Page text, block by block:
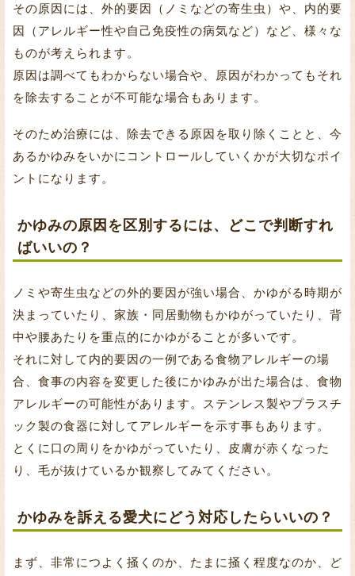
その原因には、外的要因（ノミなどの寄生虫）や、内的要
因（アレルギー性や自己免疫性の病気など）など、様々な
ものが考えられます。
原因は調べてもわからない場合や、原因がわかってもそれ
を除去することが不可能な場合もあります。
そのため治療には、除去できる原因を取り除くことと、今
あるかゆみをいかにコントロールしていくかが大切なポイ
ントになります。
かゆみの原因を区別するには、どこで判断すれ
ばいいの？
ノミや寄生虫などの外的要因が強い場合、かゆがる時期が
決まっていたり、家族・同居動物もかゆがっていたり、背
中や腰あたりを重点的にかゆがることが多いです。
それに対して内的要因の一例である食物アレルギーの場
合、食事の内容を変更した後にかゆみが出た場合は、食物
アレルギーの可能性があります。ステンレス製やプラスチ
ック製の食器に対してアレルギーを示す事もあります。
とくに口の周りをかゆがっていたり、皮膚が赤くなった
り、毛が抜けているか観察してみてください。
かゆみを訴える愛犬にどう対応したらいいの？
まず、非常につよく掻くのか、たまに掻く程度なのか、ど